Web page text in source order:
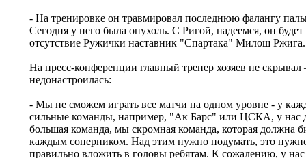
- На тренировке он травмировал последнюю фалангу
Сегодня у него была опухоль. С Ригой, надеемся, он
отсутствие Ружички наставник "Спартака" Милош Ржига.
На пресс-конференции главный тренер хозяев не скрывал
недонастроилась:
- Мы не сможем играть все матчи на одном уровне - у
сильные команды, например, "Ак Барс" или ЦСКА, у нас
большая команда, мы скромная команда, которая должна
каждым соперником. Над этим нужно подумать, это
правильно вложить в головы ребятам. К сожалению, у нас